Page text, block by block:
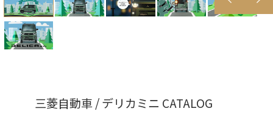
三菱自動車 / デリカミニ CATALOG